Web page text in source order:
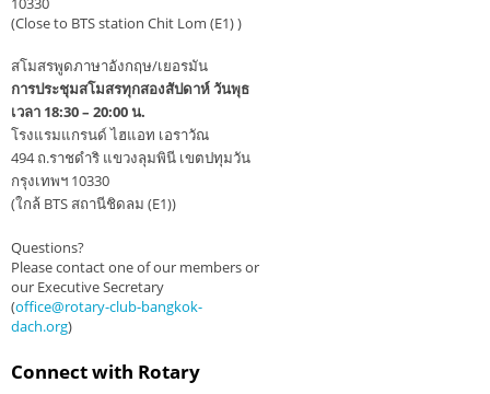
(Close to BTS station Chit Lom (E1) )
สโมสรพูดภาษาอังกฤษ/เยอรมัน
การประชุมสโมสรทุกสองสัปดาห์ วันพุธ
เวลา 18:30 – 20:00 น.
โรงแรมแกรนด์ ไฮแอท เอราวัณ
494 ถ.ราชดำริ แขวงลุมพินี เขตปทุมวัน
กรุงเทพฯ 10330
(ใกล้ BTS สถานีชิดลม (E1))
Questions?
Please contact one of our members or
our Executive Secretary
(office@rotary-club-bangkok-
dach.org)
Connect with Rotary